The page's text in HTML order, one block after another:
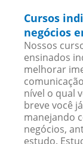
Cursos
negócios
Nossos
ensinados
melhorar
nível o qual
breve você
manejando
negócios,
estudo.